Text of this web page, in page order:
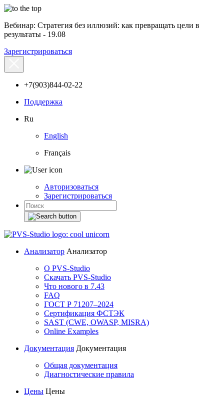
Вебинар: Стратегия без иллюзий: как превращать цели в
результаты - 19.08
Зарегистрироваться
+7(903)844-02-22
Поддержка
Ru
English
Français
Авторизоваться
Зарегистрироваться
Анализатор Анализатор
О PVS-Studio
Скачать PVS-Studio
Что нового в 7.43
FAQ
ГОСТ Р 71207–2024
Сертификация ФСТЭК
SAST (CWE, OWASP, MISRA)
Online Examples
Документация Документация
Общая документация
Диагностические правила
Цены Цены